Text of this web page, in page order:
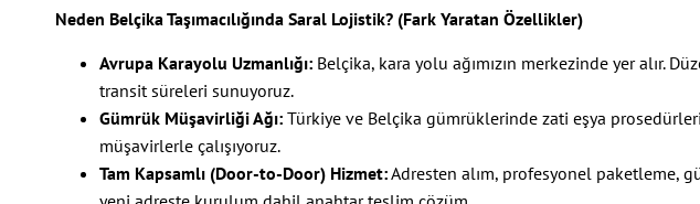
Neden Belçika Taşımacılığında Saral Lojistik? (Fark Yaratan Özellikler)
Avrupa Karayolu Uzmanlığı: Belçika, kara yolu ağımızın merkezinde yer alır.
transit süreleri sunuyoruz.
Gümrük Müşavirliği Ağı: Türkiye ve Belçika gümrüklerinde zati eşya
müşavirlerle çalışıyoruz.
Tam Kapsamlı (Door-to-Door) Hizmet:Adresten alım, profesyonel paketleme,